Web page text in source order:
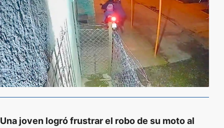
Una joven logró frustrar el robo de su moto al